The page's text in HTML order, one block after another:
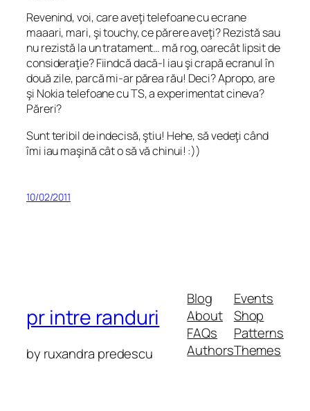
Revenind, voi, care aveţi telefoane cu ecrane
maaari, mari, şi touchy, ce părere aveţi? Rezistă sau
nu rezistă la un tratament… mă rog, oarecât lipsit de
consideraţie? Fiindcă dacă-l iau şi crapă ecranul în
două zile, parcă mi-ar părea rău! Deci? Apropo, are
şi Nokia telefoane cu TS, a experimentat cineva?
Păreri?
Sunt teribil de indecisă, ştiu! Hehe, să vedeţi când
îmi iau maşină cât o să vă chinui! :))
10/02/2011
pr intre randuri
by ruxandra predescu
Blog
About
FAQs
Authors
Events
Shop
Patterns
Themes